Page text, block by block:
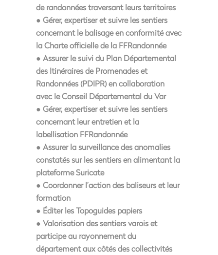
de randonnées traversant leurs territoires
● Gérer, expertiser et suivre les sentiers
concernant le balisage en conformité avec
la Charte officielle de la FFRandonnée
● Assurer le suivi du Plan Départemental
des Itinéraires de Promenades et
Randonnées (PDIPR) en collaboration
avec le Conseil Départemental du Var
● Gérer, expertiser et suivre les sentiers
concernant leur entretien et la
labellisation FFRandonnée
● Assurer la surveillance des anomalies
constatés sur les sentiers en alimentant la
plateforme Suricate
● Coordonner l’action des baliseurs et leur
formation
● Éditer les Topoguides papiers
● Valorisation des sentiers varois et
participe au rayonnement du
département aux côtés des collectivités